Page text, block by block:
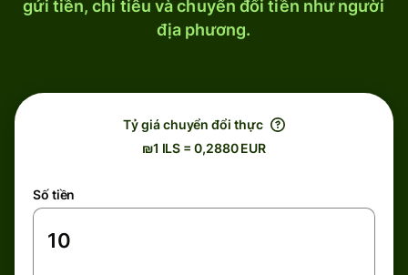
gửi tiền, chi tiêu và chuyển đổi tiền như người
địa phương.
Tỷ giá chuyển đổi thực
₪1 ILS = 0,2880 EUR
Số tiền